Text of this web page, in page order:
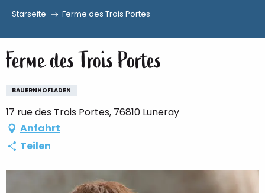
au
contenu
principal
Starseite Ferme des Trois Portes
Ferme des Trois Portes
BAUERNHOFLADEN
17 rue des Trois Portes, 76810 Luneray
Anfahrt
Teilen